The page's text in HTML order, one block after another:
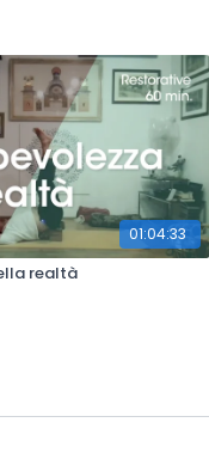
01:04:33
realtà